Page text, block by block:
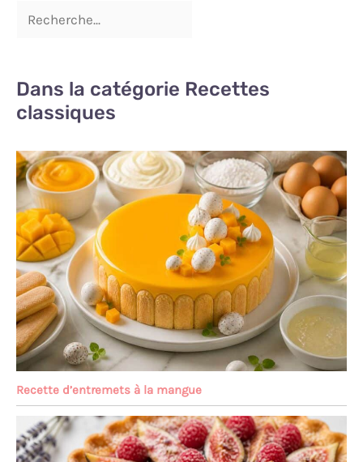
Dans la catégorie Recettes
classiques
Recette d’entremets à la mangue